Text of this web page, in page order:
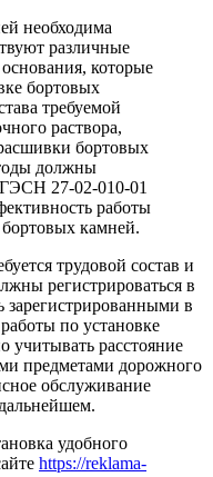
необходима
различные
которые
бортовых
требуемой
раствора,
бортовых
должны
ГЭСН 27-02-010-01
работы
бортовых камней.
трудовой состав и
регистрироваться в
зарегистрированными в
по установке
учитывать расстояние
предметами дорожного
обслуживание
удобного
https://reklama-